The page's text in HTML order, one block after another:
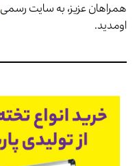
همراهان عزیز، به سایت رسمی
اومدید.